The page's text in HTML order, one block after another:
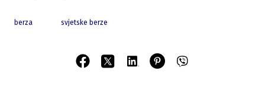
berza svjetske berze